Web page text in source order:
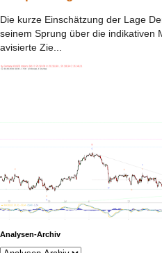
Die kurze Einschätzung der Lage
seinem Sprung über die indikativen
avisierte Zie...
Analysen-Archiv